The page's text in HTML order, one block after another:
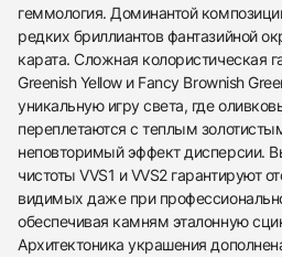
геммология. Доминантой
редких бриллиантов фантазийной
карата. Сложная колористическая
Greenish Yellow и Fancy Brownish
уникальную игру света, где
переплетаются с теплым
неповторимый эффект дисперсии.
чистоты VVS1 и VVS2 гарантируют
видимых даже при
обеспечивая камням эталонную
Архитектоника украшения